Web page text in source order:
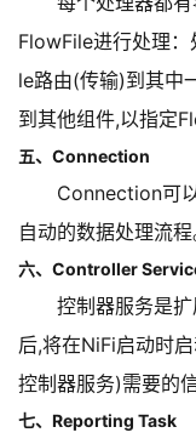
FlowFile进行处理
le路由(传输)到其中
到其他组件,以指定
五、Connection
Connection可
自动的数据处理流程
六、Controller
控制器服务是
后,将在NiFi启动时
控制器服务)需要的信
七、Reporting Task